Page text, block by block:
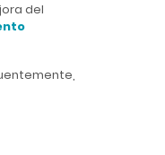
del